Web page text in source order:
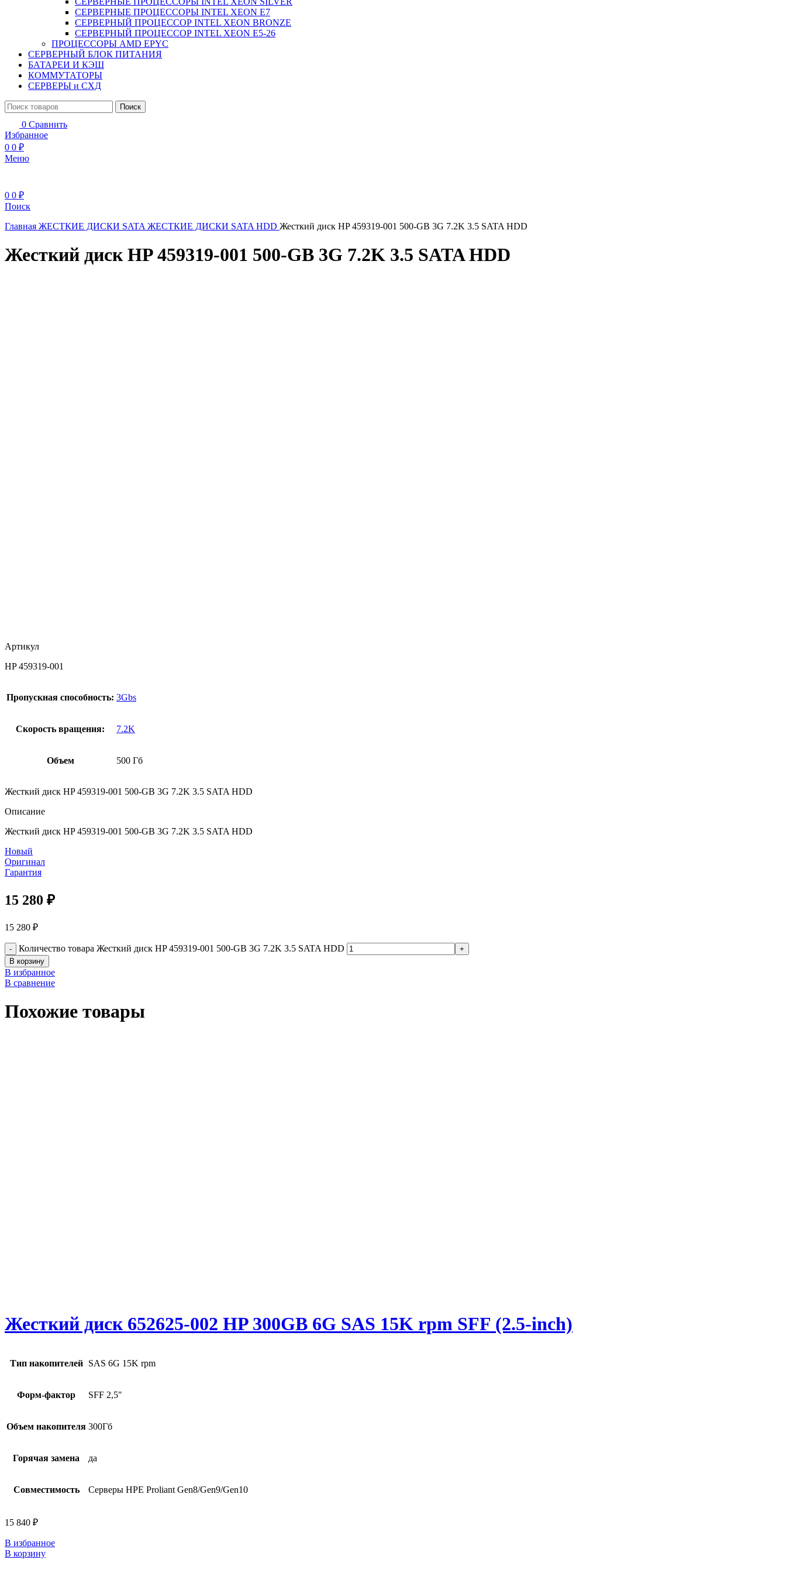
СЕРВЕРНЫЕ ПРОЦЕССОРЫ INTEL XEON Е7
СЕРВЕРНЫЙ ПРОЦЕССОР INTEL XEON BRONZE
СЕРВЕРНЫЙ ПРОЦЕССОР INTEL XEON Е5-26
ПРОЦЕССОРЫ AMD EPYC
СЕРВЕРНЫЙ БЛОК ПИТАНИЯ
БАТАРЕИ И КЭШ
КОММУТАТОРЫ
СЕРВЕРЫ и СХД
Поиск
0 Сравнить
Избранное
0 0 ₽
Меню
0 0 ₽
Поиск
Главная ЖЕСТКИЕ ДИСКИ SATA ЖЕСТКИЕ ДИСКИ SATA HDD Жесткий диск HP 459319-001 500-GB 3G 7.2K 3.5 SATA HDD
Жесткий диск HP 459319-001 500-GB 3G 7.2K 3.5 SATA HDD
Артикул
HP 459319-001
Пропускная способность: 3Gbs
Скорость вращения: 7.2K
Объем 500 Гб
Жесткий диск HP 459319-001 500-GB 3G 7.2K 3.5 SATA HDD
Описание
Жесткий диск HP 459319-001 500-GB 3G 7.2K 3.5 SATA HDD
Новый
Оригинал
Гарантия
15 280 ₽
15 280 ₽
Количество товара Жесткий диск HP 459319-001 500-GB 3G 7.2K 3.5 SATA HDD
В корзину
В избранное
В сравнение
Похожие товары
Жесткий диск 652625-002 HP 300GB 6G SAS 15K rpm SFF (2.5-inch)
Тип накопителей SAS 6G 15K rpm
Форм-фактор SFF 2,5"
Объем накопителя 300Гб
Горячая замена да
Совместимость Серверы HPE Proliant Gen8/Gen9/Gen10
15 840 ₽
В избранное
В корзину